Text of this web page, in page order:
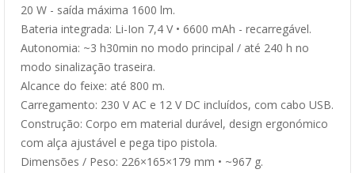
20 W - saída máxima 1600 lm.
Bateria integrada: Li-Ion 7,4 V • 6600 mAh - recarregável.
Autonomia: ~3 h30min no modo principal / até 240 h no
modo sinalização traseira.
Alcance do feixe: até 800 m.
Carregamento: 230 V AC e 12 V DC incluídos, com cabo USB.
Construção: Corpo em material durável, design ergonómico
com alça ajustável e pega tipo pistola.
Dimensões / Peso: 226×165×179 mm • ~967 g.